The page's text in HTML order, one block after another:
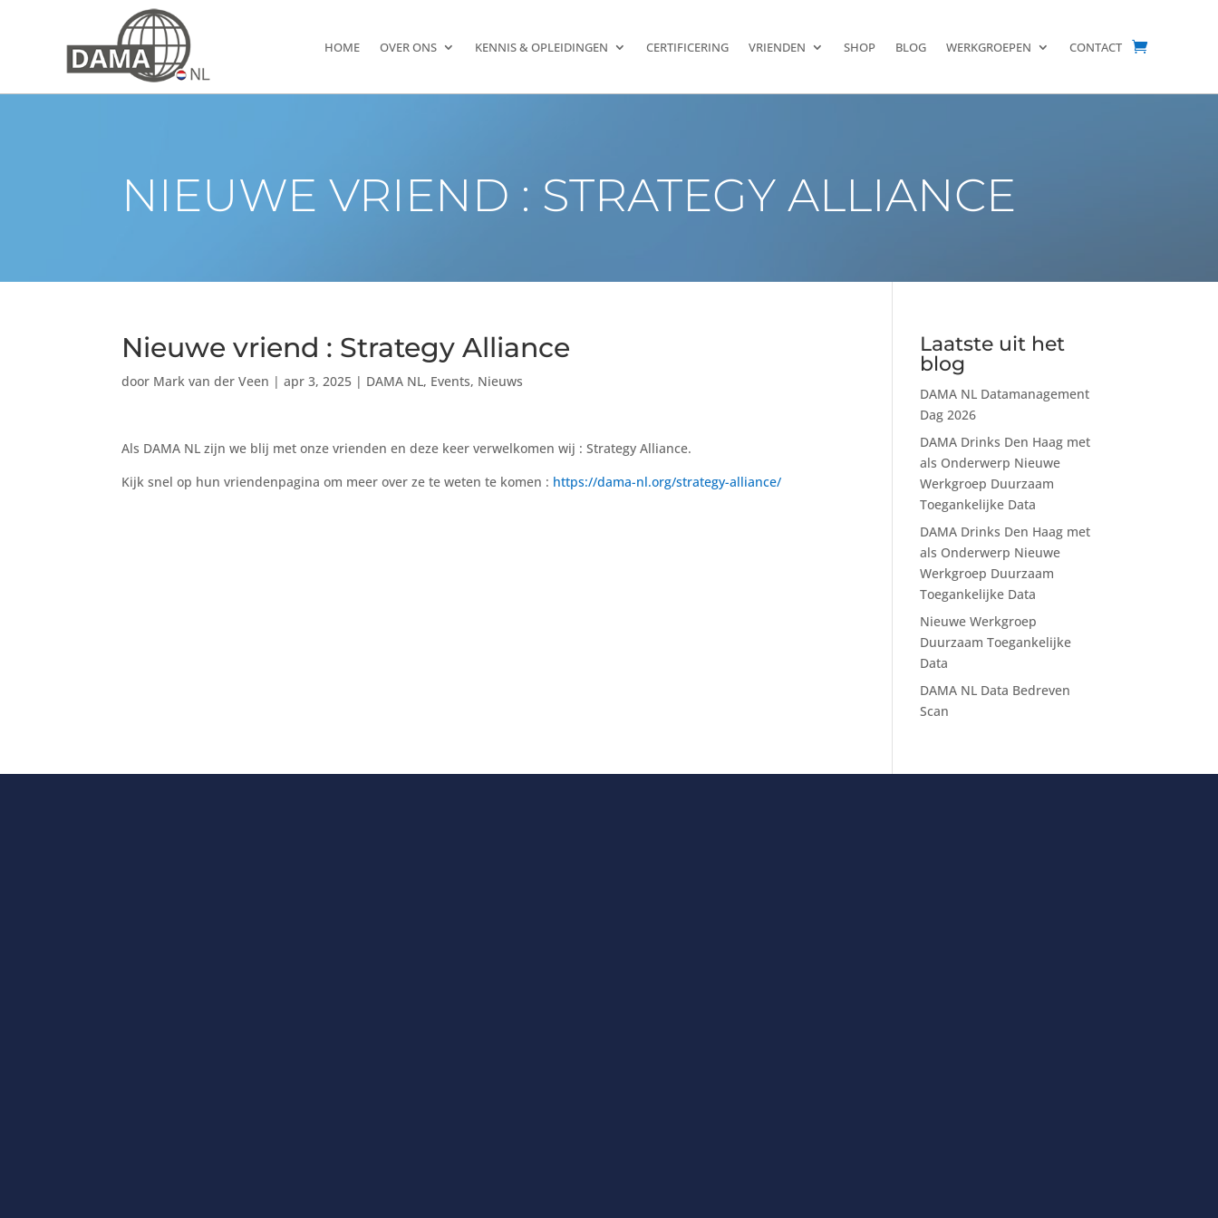
HOME OVER ONS KENNIS & OPLEIDINGEN CERTIFICERING VRIENDEN SHOP BLOG WERKGROEPEN CONTACT
NIEUWE VRIEND : STRATEGY ALLIANCE
Nieuwe vriend : Strategy Alliance
door Mark van der Veen |apr 3, 2025 | DAMA NL, Events, Nieuws
Als DAMA NL zijn we blij met onze vrienden en deze keer verwelkomen wij : Strategy Alliance.
Kijk snel op hun vriendenpagina om meer over ze te weten te komen : https://dama-nl.org/strategy-alliance/
Laatste uit het
blog
DAMA NL Datamanagement
Dag 2026
DAMA Drinks Den Haag met
als Onderwerp Nieuwe
Werkgroep Duurzaam
Toegankelijke Data
DAMA Drinks Den Haag met
als Onderwerp Nieuwe
Werkgroep Duurzaam
Toegankelijke Data
Nieuwe Werkgroep
Duurzaam Toegankelijke
Data
DAMA NL Data Bedreven
Scan